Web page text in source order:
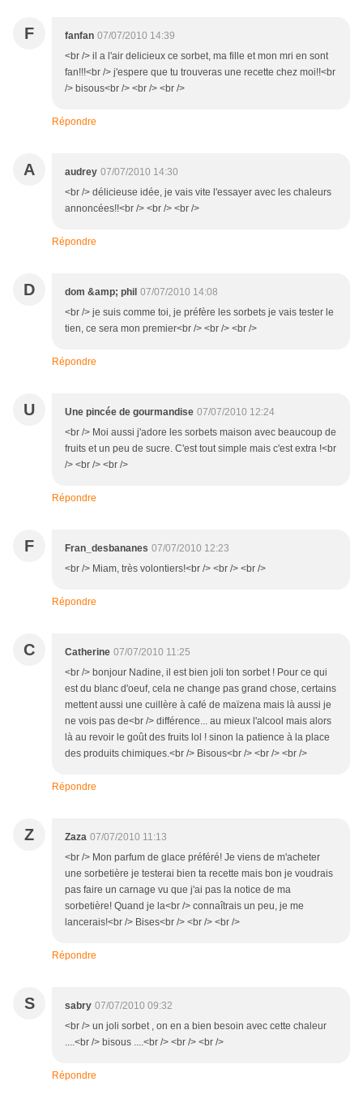
F fanfan 07/07/2010 14:39
<br /> il a l'air delicieux ce sorbet, ma fille et mon mri en sont
fan!!!<br /> j'espere que tu trouveras une recette chez moi!!<br
/> bisous<br /> <br /> <br />
Répondre
A audrey 07/07/2010 14:30
<br /> délicieuse idée, je vais vite l'essayer avec les chaleurs
annoncées!!<br /> <br /> <br />
Répondre
D dom &amp; phil 07/07/2010 14:08
<br /> je suis comme toi, je préfère les sorbets je vais tester le
tien, ce sera mon premier<br /> <br /> <br />
Répondre
U Une pincée de gourmandise 07/07/2010 12:24
<br /> Moi aussi j'adore les sorbets maison avec beaucoup de
fruits et un peu de sucre. C'est tout simple mais c'est extra !<br
/> <br /> <br />
Répondre
F Fran_desbananes 07/07/2010 12:23
<br /> Miam, très volontiers!<br /> <br /> <br />
Répondre
C Catherine 07/07/2010 11:25
<br /> bonjour Nadine, il est bien joli ton sorbet ! Pour ce qui
est du blanc d'oeuf, cela ne change pas grand chose, certains
mettent aussi une cuillère à café de maïzena mais là aussi je
ne vois pas de<br /> différence... au mieux l'alcool mais alors
là au revoir le goût des fruits lol ! sinon la patience à la place
des produits chimiques.<br /> Bisous<br /> <br /> <br />
Répondre
Z Zaza 07/07/2010 11:13
<br /> Mon parfum de glace préféré! Je viens de m'acheter
une sorbetière je testerai bien ta recette mais bon je voudrais
pas faire un carnage vu que j'ai pas la notice de ma
sorbetière! Quand je la<br /> connaîtrais un peu, je me
lancerais!<br /> Bises<br /> <br /> <br />
Répondre
S sabry 07/07/2010 09:32
<br /> un joli sorbet , on en a bien besoin avec cette chaleur
....<br /> bisous ....<br /> <br /> <br />
Répondre